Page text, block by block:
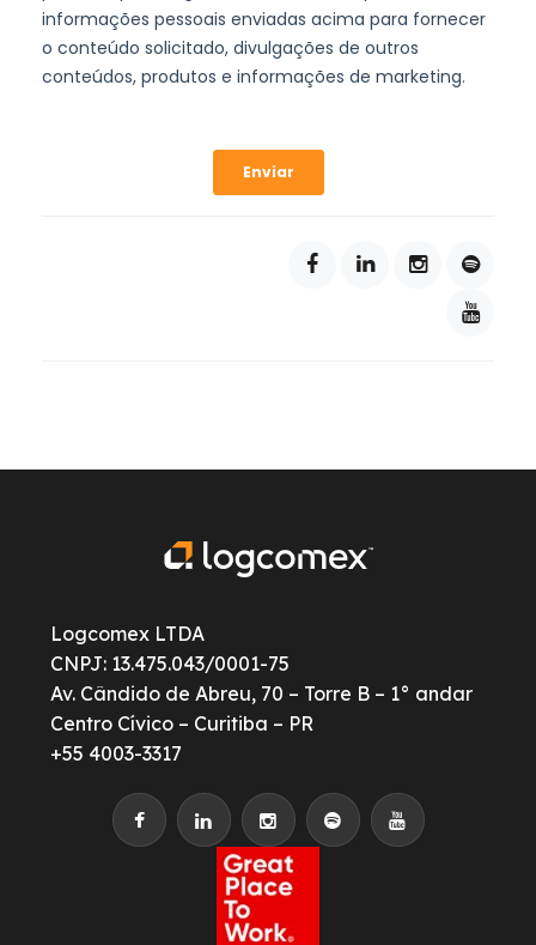
Logcomex LTDA
CNPJ: 13.475.043/0001-75
Av. Cândido de Abreu, 70 – Torre B – 1° andar
Centro Cívico – Curitiba – PR
+55 4003-3317